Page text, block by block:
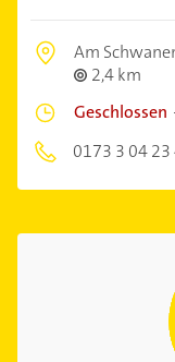
Am
2,4 km
Geschlossen
0173 3 04 23